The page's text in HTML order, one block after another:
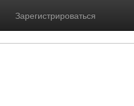
Зарегистрироваться